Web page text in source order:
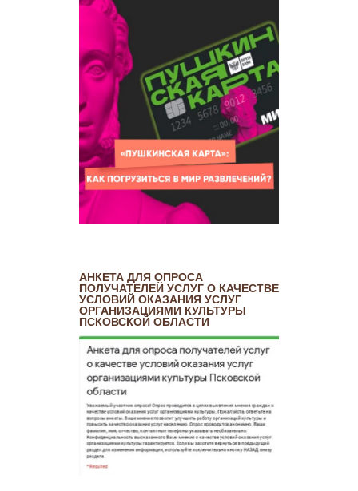
АНКЕТА ДЛЯ ОПРОСА
ПОЛУЧАТЕЛЕЙ УСЛУГ О КАЧЕСТВЕ
УСЛОВИЙ ОКАЗАНИЯ УСЛУГ
ОРГАНИЗАЦИЯМИ КУЛЬТУРЫ
ПСКОВСКОЙ ОБЛАСТИ